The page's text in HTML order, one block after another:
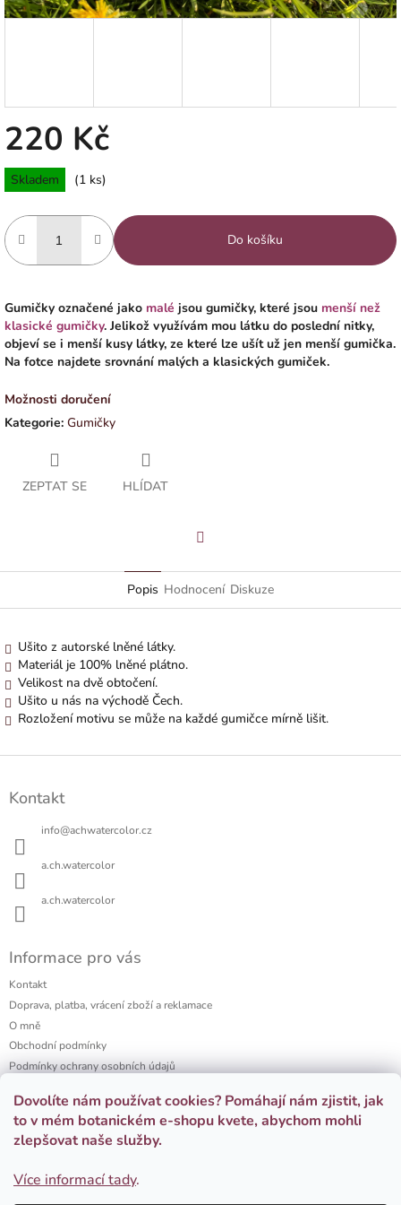
Dovolíte nám používat cookies? Pomáhají nám zjistit, jak
to v mém botanickém e-shopu kvete, abychom mohli
zlepšovat naše služby.
Více informací tady.
220 Kč
Měrná
cena:
Skladem (1 ks)
Do košíku
Gumičky označené jako malé jsou gumičky, které jsou menší než
klasické gumičky. Jelikož využívám mou látku do poslední nitky,
objeví se i menší kusy látky, ze které lze ušít už jen menší gumička.
Na fotce najdete srovnání malých a klasických gumiček.
Možnosti doručení
Kategorie: Gumičky
ZEPTAT SE HLÍDAT
Popis Hodnocení Diskuze
Ušito z autorské lněné látky.
Materiál je 100% lněné plátno.
Velikost na dvě obtočení.
Ušito u nás na východě Čech.
Rozložení motivu se může na každé gumičce mírně lišit.
Kontakt
info@achwatercolor.cz
a.ch.watercolor
a.ch.watercolor
Informace pro vás
Kontakt
Doprava, platba, vrácení zboží a reklamace
O mně
Obchodní podmínky
Podmínky ochrany osobních údajů
Firemní dárky